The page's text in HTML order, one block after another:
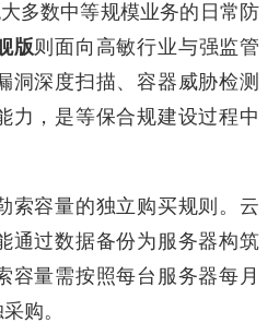
多数中等规模业务的日常防
版则面向高敏行业与强监管
洞深度扫描、容器威胁检测
力，是等保合规建设过程中
索容量的独立购买规则。云
通过数据备份为服务器构筑
容量需按照每台服务器每月
购。